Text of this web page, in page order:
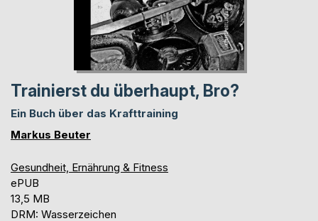
Trainierst du überhaupt, Bro?
Ein Buch über das Krafttraining
Markus Beuter
Gesundheit, Ernährung & Fitness
ePUB
13,5 MB
DRM: Wasserzeichen